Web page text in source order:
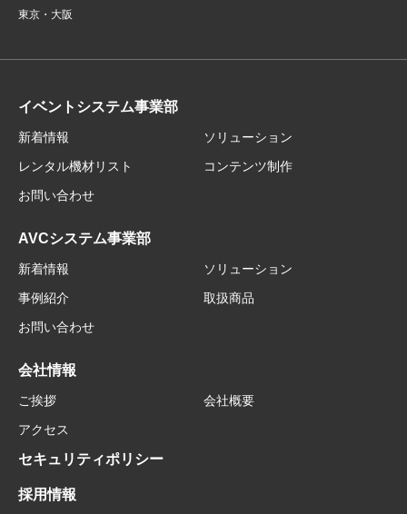
東京・大阪
イベントシステム事業部
新着情報
ソリューション
レンタル機材リスト
コンテンツ制作
お問い合わせ
AVCシステム事業部
新着情報
ソリューション
事例紹介
取扱商品
お問い合わせ
会社情報
ご挨拶
会社概要
アクセス
セキュリティポリシー
採用情報